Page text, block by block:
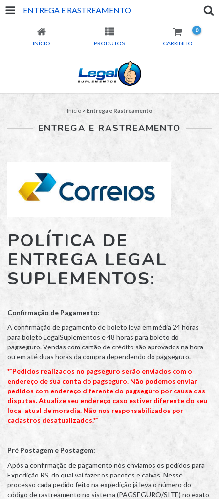
ENTREGA E RASTREAMENTO
INÍCIO PRODUTOS CARRINHO
0
Início > Entrega e Rastreamento
ENTREGA E RASTREAMENTO
POLÍTICA DE
ENTREGA LEGAL
SUPLEMENTOS:
Confirmação de Pagamento:
A confirmação de pagamento de boleto leva em média 24 horas
para boleto LegalSuplementos e 48 horas para boleto do
pagseguro. Vendas com cartão de crédito são aprovados na hora
ou em até duas horas da compra dependendo do pagseguro.
**Pedidos realizados no pagseguro serão enviados com o
endereço de sua conta do pagseguro. Não podemos enviar
pedidos com endereço diferente do pagseguro por causa das
disputas. Atualize seu endereço caso estiver diferente do seu
local atual de moradia. Não nos responsabilizados por
cadastros desatualizados.**
Pré Postagem e Postagem:
Após a confirmação de pagamento nós enviamos os pedidos para
Expedição RS, do qual vai fazer os pacotes e caixas. Nesse
processo cada pedido feito na expedição já leva o número do
código de rastreamento no sistema (PAGSEGURO/SITE) no exato